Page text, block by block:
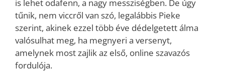
is lehet odafenn, a nagy messziségben. De úgy
tűnik, nem viccről van szó, legalábbis Pieke
szerint, akinek ezzel több éve dédelgetett álma
valósulhat meg, ha megnyeri a versenyt,
amelynek most zajlik az első, online szavazós
fordulója.